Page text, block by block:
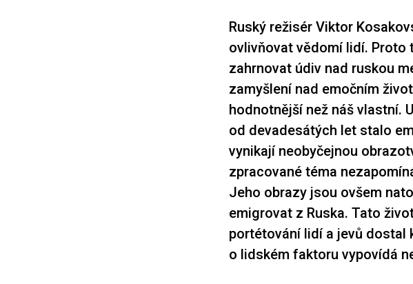
Ruský režisér Viktor
ovlivňovat vědomí lidí. Proto
zahrnovat údiv nad ruskou
zamyšlení nad emočním
hodnotnější než náš vlastní.
od devadesátých let stalo
vynikají neobyčejnou
zpracované téma
Jeho obrazy jsou ovšem
emigrovat z Ruska. Tato
portétování lidí a jevů dostal
o lidském faktoru vypovídá